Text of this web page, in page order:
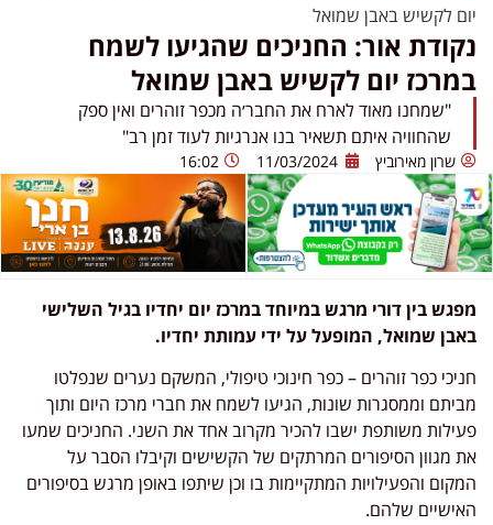
יום לקשיש באבן שמואל
נקודת אור: החניכים שהגיעו לשמח
במרכז יום לקשיש באבן שמואל
"שמחנו מאוד לארח את החבר׳ה מכפר זוהרים ואין ספק
שהחוויה איתם תשאיר בנו אנרגיות לעוד זמן רב"
שרון מאירוביץ 11/03/2024
16:02
מפגש בין דורי מרגש במיוחד במרכז יום יחדיו בגיל השלישי
באבן שמואל, המופעל על ידי עמותת יחדיו.
חניכי כפר זוהרים – כפר חינוכי טיפולי, המשקם נערים שנפלטו
מביתם וממסגרות שונות, הגיעו לשמח את חברי מרכז היום ותוך
פעילות משותפת ישבו להכיר מקרוב אחד את השני. החניכים שמעו
את מגוון הסיפורים המרתקים של הקשישים וקיבלו הסבר על
המקום והפעילויות המתקיימות בו וכן שיתפו באופן מרגש בסיפורים
האישיים שלהם.